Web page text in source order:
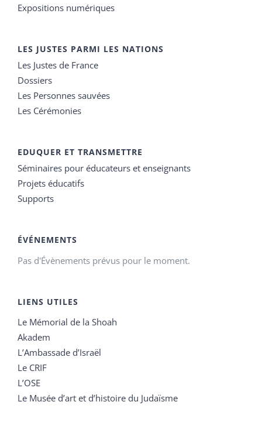
Expositions numériques
LES JUSTES PARMI LES NATIONS
Les Justes de France
Dossiers
Les Personnes sauvées
Les Cérémonies
EDUQUER ET TRANSMETTRE
Séminaires pour éducateurs et enseignants
Projets éducatifs
Supports
ÉVÉNEMENTS
Pas d'Évènements prévus pour le moment.
LIENS UTILES
Le Mémorial de la Shoah
Akadem
L’Ambassade d’Israël
Le CRIF
L’OSE
Le Musée d’art et d’histoire du Judaïsme